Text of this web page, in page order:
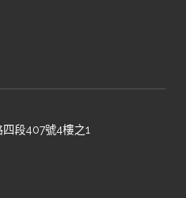
段407號4樓之1